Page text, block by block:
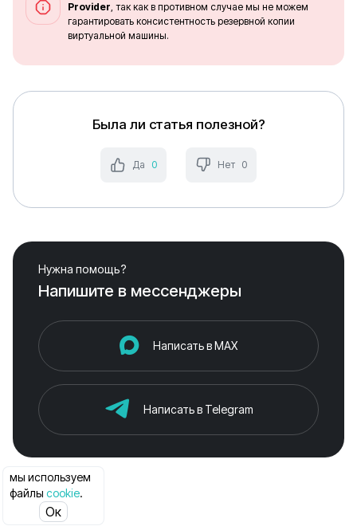
Provider, так как в противном случае мы не можем
гарантировать консистентность резервной копии
виртуальной машины.
Была ли статья полезной?
Да 0 Нет 0
Нужна помощь?
Напишите в мессенджеры
Написать в MAX
Написать в Telegram
мы используем
файлыcookie.
Ок